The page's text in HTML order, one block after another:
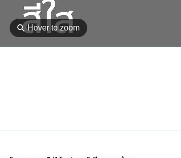
⚲Hover to zoom